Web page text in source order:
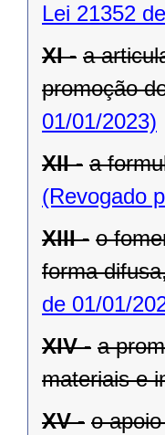
Lei 21352
XI - a
promoção
01/01/2023)
XII - a
(Revogado
XIII - o
forma
de 01/01/
XIV - a
materiais e
XV - o